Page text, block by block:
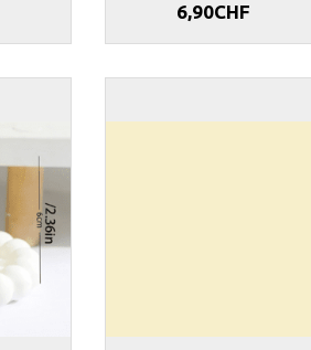
BALLON BUBBLE 65 CM
6,90CHF